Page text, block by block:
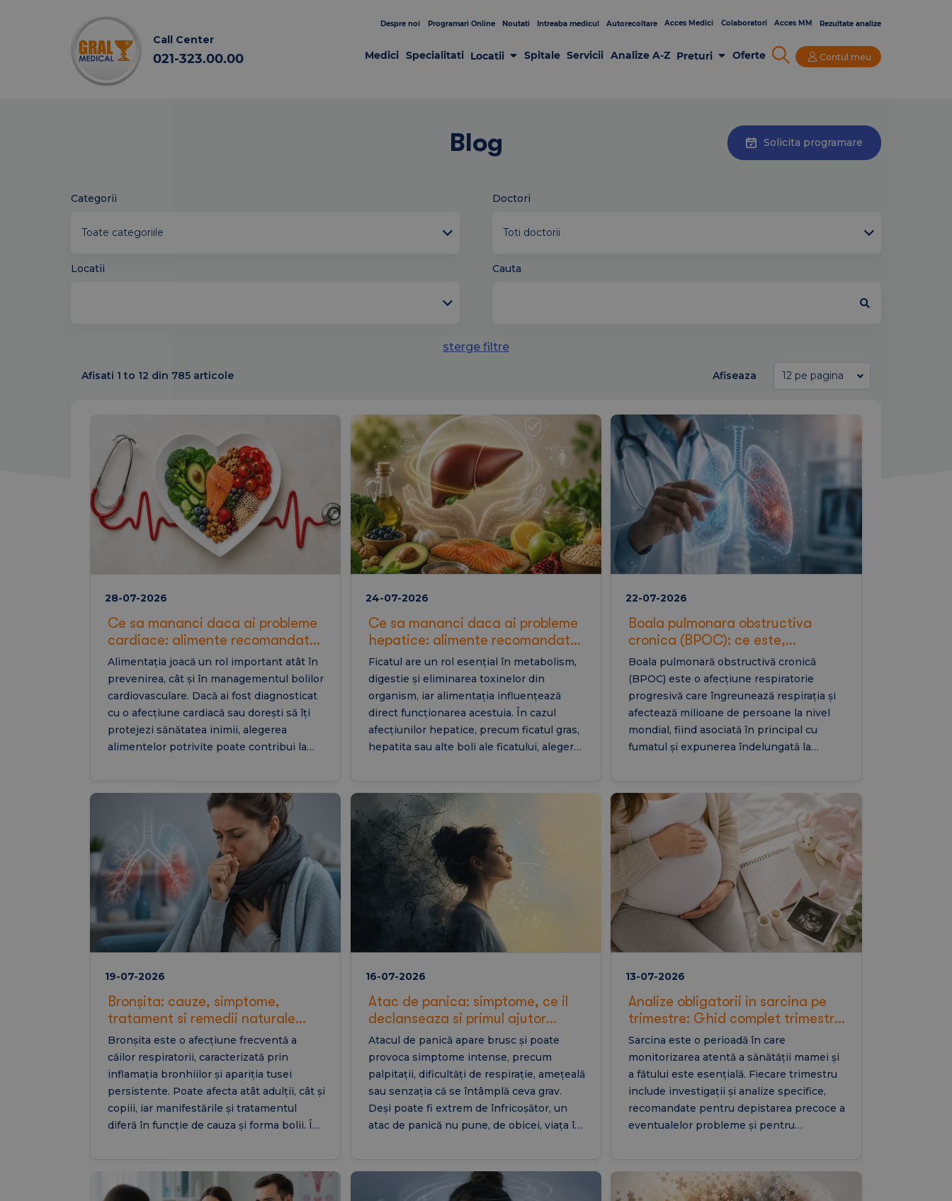
Call Center
021-323.00.00
Despre noi Programari Online Noutati Intreaba medicul Autorecoltare Acces Medici Colaboratori Acces MM Rezultate analize
Medici Specialitati Locatii Spitale Servicii Analize A-Z Preturi Oferte Contul meu
Blog Solicita programare
Categorii Doctori
Locatii Cauta
sterge filtre
Afisati 1 to 12 din 785 articole Afiseaza
28-07-2026
Ce sa mananci daca ai probleme
cardiace: alimente recomandate,
interzise in cardiopatie si retete
de regim pentru inima
Alimentația joacă un rol important atât în
prevenirea, cât și în managementul bolilor
cardiovasculare. Dacă ai fost diagnosticat
cu o afecțiune cardiacă sau dorești să îți
protejezi sănătatea inimii, alegerea
alimentelor potrivite poate contribui la
articol vei afla ce să mănânci dacă ai
probleme cardiace, ce alimente sunt
recomandate, ce trebuie evitat și cum
poate arăta un regim alimentar echilibrat
pentru susținerea sănătății inimii.
24-07-2026
Ce sa mananci daca ai probleme
hepatice: alimente recomandate,
alimente interzise si regim pentru
ficat gras
Ficatul are un rol esențial în metabolism,
digestie și eliminarea toxinelor din
organism, iar alimentația influențează
direct funcționarea acestuia. În cazul
afecțiunilor hepatice, precum ficatul gras,
hepatita sau alte boli ale ficatului, alegerea
bolii și susținerea regenerării hepatice. În
acest articol vei afla ce să mănânci dacă ai
probleme hepatice, ce alimente sunt
recomandate, ce trebuie evitat și cum
poate arăta un regim alimentar benefic
pentru sănătatea ficatului.
22-07-2026
Boala pulmonara obstructiva
cronica (BPOC): ce este,
simptome, emfizem pulmonar si
tratament
Boala pulmonară obstructivă cronică
(BPOC) este o afecțiune respiratorie
progresivă care îngreunează respirația și
afectează milioane de persoane la nivel
mondial, fiind asociată în principal cu
fumatul și expunerea îndelungată la
afecțiuni care pot reduce semnificativ
calitatea vieții dacă nu sunt diagnosticate
și tratate la timp. În acest articol vei afla ce
este BPOC, care sunt simptomele, cum se
stabilește diagnosticul, ce legătură are cu
emfizemul pulmonar și ce opțiuni de
tratament pot ajuta la controlul bolii.
19-07-2026
Bronșita: cauze, simptome,
tratament si remedii naturale
(bronsita la copii si brontita
astmatiformă)
Bronșita este o afecțiune frecventă a
căilor respiratorii, caracterizată prin
inflamația bronhiilor și apariția tusei
persistente. Poate afecta atât adulții, cât și
copiii, iar manifestările și tratamentul
diferă în funcție de cauza și forma bolii. În
naturale pot completa recomandările
medicale și ce particularități au bronșita la
16-07-2026
Atac de panica: simptome, ce il
declanseaza si primul ajutor
pentru a-l gestiona eficient
Atacul de panică apare brusc și poate
provoca simptome intense, precum
palpitații, dificultăți de respirație, amețeală
sau senzația că se întâmplă ceva grav.
Deși poate fi extrem de înfricoșător, un
atac de panică nu pune, de obicei, viața în
unor măsuri de prim ajutor pot ajuta la
gestionarea eficientă a acestor episoade și
13-07-2026
Analize obligatorii in sarcina pe
trimestre: Ghid complet trimestrul
1, 2 si 3 (inclusiv testul de
toleranta la Glucoza)
Sarcina este o perioadă în care
monitorizarea atentă a sănătății mamei și
a fătului este esențială. Fiecare trimestru
include investigații și analize specifice,
recomandate pentru depistarea precoce a
eventualelor probleme și pentru
obligatorii în fiecare trimestru, când se
efectuează testul de toleranță la glucoză și